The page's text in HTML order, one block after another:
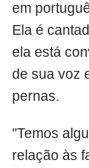
em
Ela é
ela está
de sua voz
pernas.
"Temos
relação às